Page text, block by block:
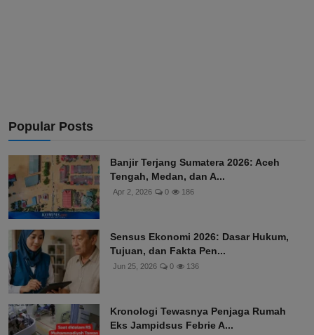
Popular Posts
Banjir Terjang Sumatera 2026: Aceh
Tengah, Medan, dan A...
Apr 2, 2026 0 186
Sensus Ekonomi 2026: Dasar Hukum,
Tujuan, dan Fakta Pen...
Jun 25, 2026 0 136
Kronologi Tewasnya Penjaga Rumah
Eks Jampidsus Febrie A...